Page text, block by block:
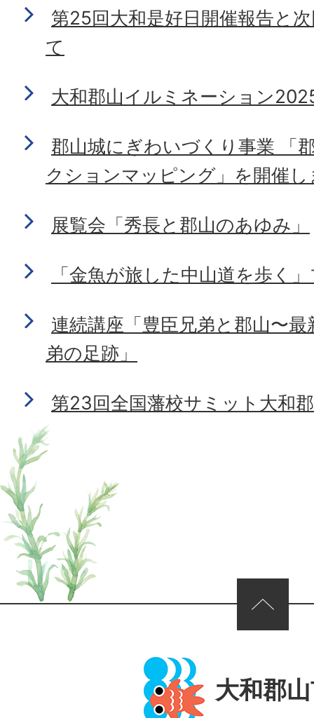
第25回大和是好日開催報告と
て
大和郡山イルミネーション
郡山城にぎわいづくり事業 「
クションマッピング」を開催し
展覧会「秀長と郡山のあゆみ」
「金魚が旅した中山道を歩く
連続講座「豊臣兄弟と郡山〜
弟の足跡」
第23回全国藩校サミット大和
ページの先頭へ
大和郡